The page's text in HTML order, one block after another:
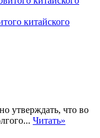
китайского
утверждать, что во
Читать»